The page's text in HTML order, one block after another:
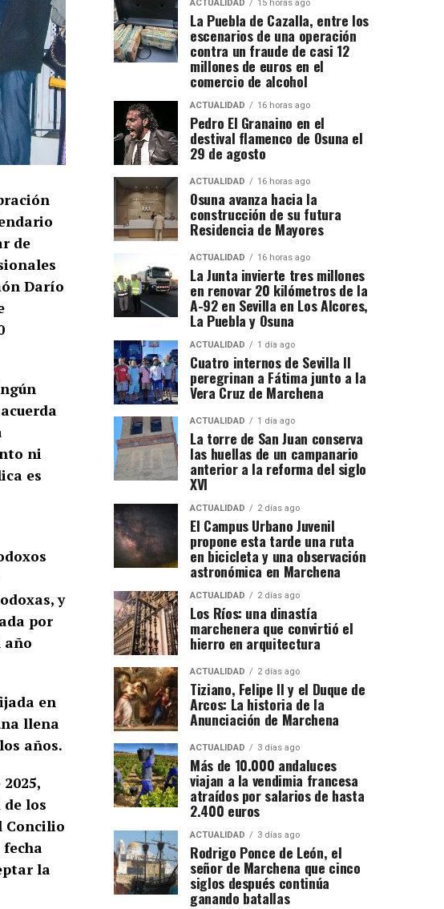
de
Darío
ni
es
y
por
año
en
llena
años.
los
Concilio
fecha
la
ACTUALIDAD 15 horas ago
La Puebla de Cazalla, entre los
escenarios de una operación
contra un fraude de casi 12
millones de euros en el
comercio de alcohol
ACTUALIDAD 16 horas ago
Pedro El Granaino en el
destival flamenco de Osuna el
29 de agosto
ACTUALIDAD 16 horas ago
Osuna avanza hacia la
construcción de su futura
Residencia de Mayores
ACTUALIDAD 16 horas ago
La Junta invierte tres millones
en renovar 20 kilómetros de la
A-92 en Sevilla en Los Alcores,
La Puebla y Osuna
ACTUALIDAD 1 día ago
Cuatro internos de Sevilla II
peregrinan a Fátima junto a la
Vera Cruz de Marchena
ACTUALIDAD 1 día ago
La torre de San Juan conserva
las huellas de un campanario
anterior a la reforma del siglo
XVI
ACTUALIDAD 2 días ago
El Campus Urbano Juvenil
propone esta tarde una ruta
en bicicleta y una observación
astronómica en Marchena
ACTUALIDAD 2 días ago
Los Ríos: una dinastía
marchenera que convirtió el
hierro en arquitectura
ACTUALIDAD 2 días ago
Tiziano, Felipe II y el Duque de
Arcos: La historia de la
Anunciación de Marchena
ACTUALIDAD 3 días ago
Más de 10.000 andaluces
viajan a la vendimia francesa
atraídos por salarios de hasta
2.400 euros
ACTUALIDAD 3 días ago
Rodrigo Ponce de León, el
señor de Marchena que cinco
siglos después continúa
ganando batallas